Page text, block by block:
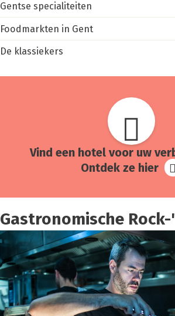
Gentse specialiteiten
Foodmarkten in Gent
De klassiekers
Vind een hotel voor uw
Ontdek ze hier
Gastronomische